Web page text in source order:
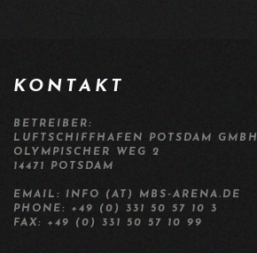
KONTAKT
BETREIBER:
LUFTSCHIFFHAFEN POTSDAM GMBH
OLYMPISCHER WEG 2
14471 POTSDAM
EMAIL: INFO (AT) MBS-ARENA.DE
PHONE: +49 (0) 331 50 57 10 3
FAX: +49 (0) 331 50 57 10 99